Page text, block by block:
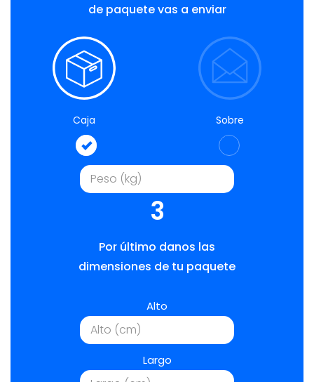
de paquete vas a enviar
Caja Sobre
3
Por último danos las
dimensiones de tu paquete
Alto
Largo